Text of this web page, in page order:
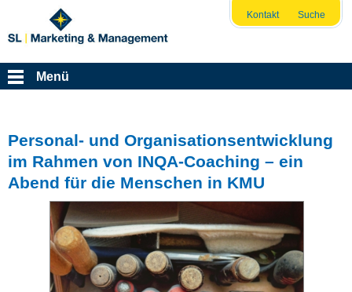
Kontakt Suche
Menü
Personal- und Organisationsentwicklung
im Rahmen von INQA-Coaching – ein
Abend für die Menschen in KMU